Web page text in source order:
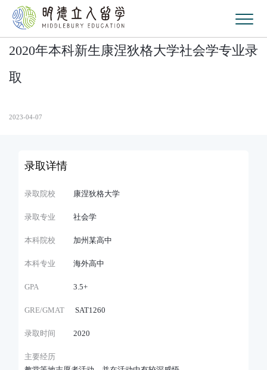
2020年本科新生康涅狄格大学社会学专业录
取
2023-04-07
录取详情
录取院校 康涅狄格大学
录取专业 社会学
本科院校 加州某高中
本科专业 海外高中
GPA 3.5+
GRE/GMAT SAT1260
录取时间 2020
主要经历